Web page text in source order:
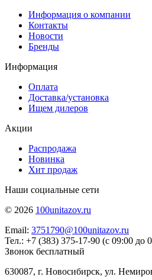
Информация о компании
Контакты
Новости
Бренды
Информация
Оплата
Доставка/установка
Ищем дилеров
Акции
Распродажа
Новинка
Хит продаж
Наши социальные сети
© 2026 100unitazov.ru
Email: 3751790@100unitazov.ru
Тел.: +7 (383) 375-17-90 (с 09:00 до
Звонок бесплатный
630087, г. Новосибирск, ул.